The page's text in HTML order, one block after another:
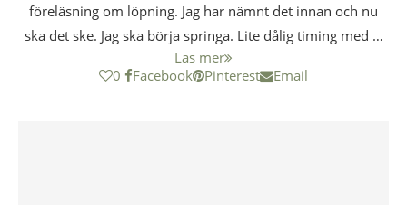
föreläsning om löpning. Jag har nämnt det innan och nu
ska det ske. Jag ska börja springa. Lite dålig timing med …
Läs mer
0
Facebook Pinterest Email